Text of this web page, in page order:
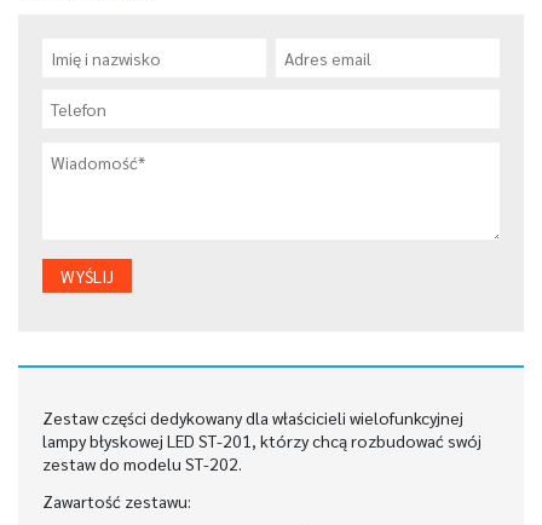
Zestaw części dedykowany dla właścicieli wielofunkcyjnej
lampy błyskowej LED ST-201, którzy chcą rozbudować swój
zestaw do modelu ST-202.
Zawartość zestawu: